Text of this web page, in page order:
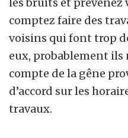
les bruits et prévenez
comptez faire des
voisins qui font trop
eux, probablement ils
compte de la gêne
d’accord sur les
travaux.